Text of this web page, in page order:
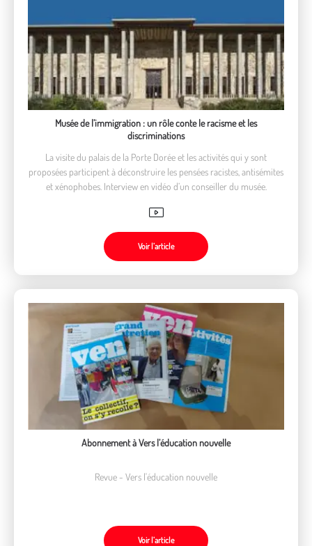
Musée de l’immigration : un rôle conte le racisme et les
discriminations
La visite du palais de la Porte Dorée et les activités qui y sont
proposées participent à déconstruire les pensées racistes, antisémites
et xénophobes. Interview en vidéo d’un conseiller du musée.
Voir l’article
Abonnement à Vers l’éducation nouvelle
Revue - Vers l'éducation nouvelle
Voir l’article